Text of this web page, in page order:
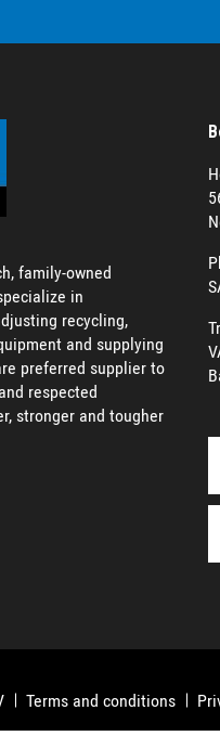
family-owned
in
recycling,
and supplying
preferred supplier to
respected
stronger and tougher
Terms and conditions